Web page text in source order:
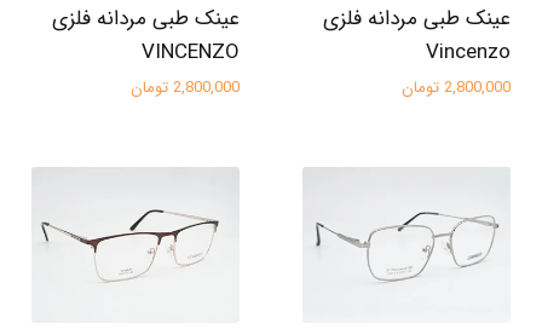
عینک طبی مردانه فلزی
Vincenzo
2,800,000 تومان
عینک طبی مردانه فلزی
VINCENZO
2,800,000 تومان